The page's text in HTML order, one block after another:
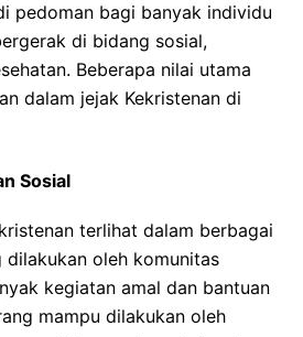
pedoman bagi banyak individu
di bidang sosial,
Beberapa nilai utama
dalam jejak Kekristenan di
Sosial
terlihat dalam berbagai
oleh komunitas
kegiatan amal dan bantuan
mampu dilakukan oleh